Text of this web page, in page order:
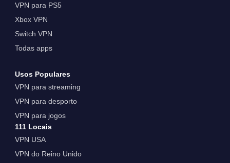
VPN para PS5
Xbox VPN
Switch VPN
Todas apps
Usos Populares
VPN para streaming
VPN para desporto
VPN para jogos
111 Locais
VPN USA
VPN do Reino Unido